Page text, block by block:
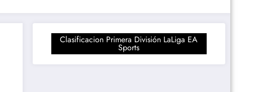
Clasificacion Primera División LaLiga EA
Sports